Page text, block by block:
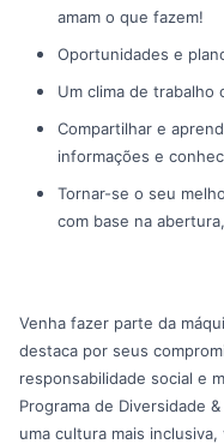
amam o que fazem!
Oportunidades e
Um clima de trabalho
Compartilhar e
informações e
Tornar-se o seu
com base na
Venha fazer parte da
destaca por seus
responsabilidade social e
Programa de Diversidade
uma cultura mais